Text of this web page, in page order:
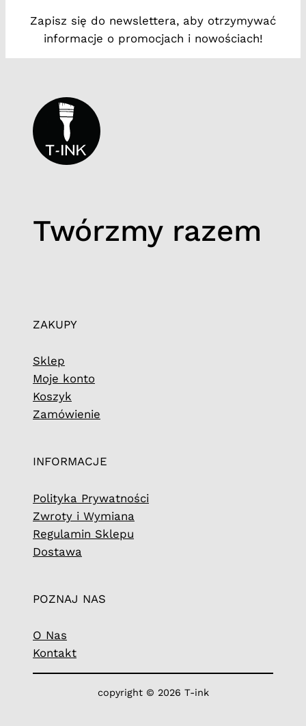
Zapisz się do newslettera, aby otrzymywać
informacje o promocjach i nowościach!
Twórzmy razem
ZAKUPY
Sklep
Moje konto
Koszyk
Zamówienie
INFORMACJE
Polityka Prywatności
Zwroty i Wymiana
Regulamin Sklepu
Dostawa
POZNAJ NAS
O Nas
Kontakt
copyright © 2026 T-ink